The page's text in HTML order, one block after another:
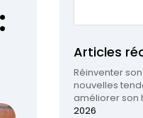
Articles
Réinventer
nouvelles
améliorer son
2026